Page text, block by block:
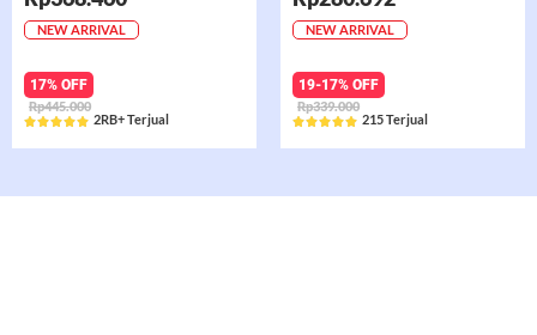
NEW ARRIVAL
17% OFF
Rp445.000
Rated
2RB+ Terjual
NEW ARRIVAL
19-17% OFF
Rp339.000
Rated
215 Terjual